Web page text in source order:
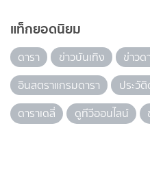
แท็กยอดนิยม
ดารา ข่าวบันเทิง ข่าวด
อินสตราแกรมดารา
ประวัติ
ดาราเดลี่
ดูทีวีออนไลน์